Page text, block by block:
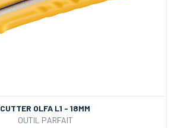
CUTTER OLFA L1 - 18MM
OUTIL PARFAIT